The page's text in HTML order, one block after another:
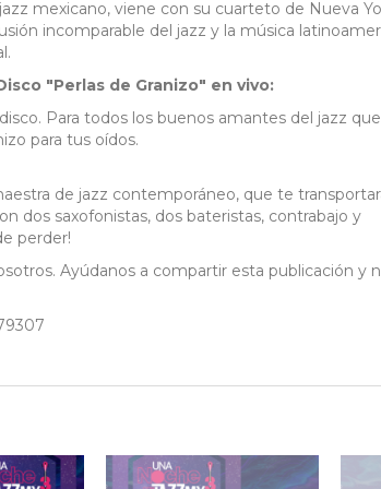
mexicano, viene con su cuarteto de Nueva
incomparable del jazz y la música
"Perlas de Granizo" en vivo:
Para todos los buenos amantes del jazz que
para tus oídos.
de jazz contemporáneo, que te
dos saxofonistas, dos bateristas, contrabajo y
perder!
Ayúdanos a compartir esta publicación y